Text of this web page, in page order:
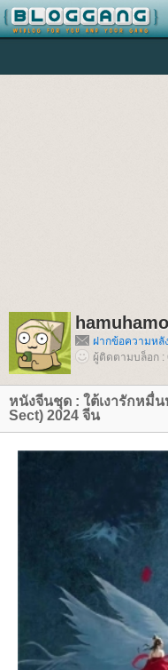
ฝากข้อความหลั
ผู้ติดตามบล็อก :
หนังจีนชุด : ใต้เงารักหมื่
Sect) 2024 จีน